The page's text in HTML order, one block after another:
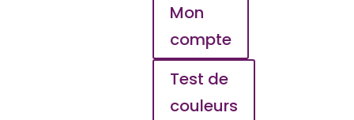
Mon
compte
Test de
couleurs